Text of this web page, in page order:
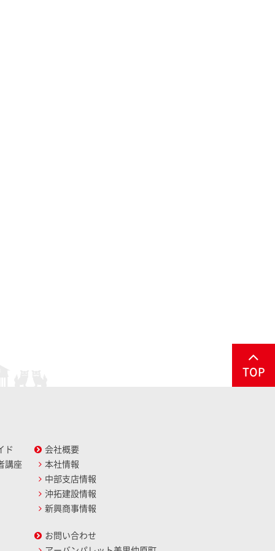
TOP
ド
講座
会社概要
本社情報
中部支店情報
沖拓建設情報
新興商事情報
お問い合わせ